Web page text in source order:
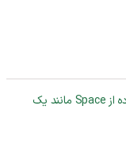
هزار و یک شب اکسل - شب هشتم- استفاده از Space مانند یک